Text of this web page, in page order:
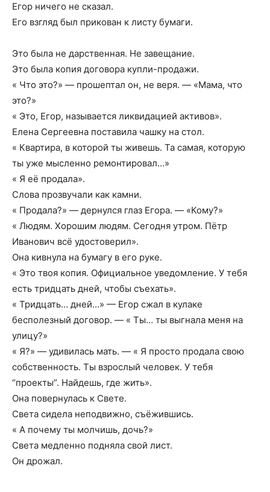
Егор ничего не сказал.
Его взгляд был прикован к листу бумаги.
Это была не дарственная. Не завещание.
Это была копия договора купли-продажи.
« Что это?» — прошептал он, не веря. — «Мама, что
это?»
« Это, Егор, называется ликвидацией активов».
Елена Сергеевна поставила чашку на стол.
« Квартира, в которой ты живешь. Та самая, которую
ты уже мысленно ремонтировал…»
« Я её продала».
Слова прозвучали как камни.
« Продала?» — дернулся глаз Егора. — «Кому?»
« Людям. Хорошим людям. Сегодня утром. Пётр
Иванович всё удостоверил».
Она кивнула на бумагу в его руке.
« Это твоя копия. Официальное уведомление. У тебя
есть тридцать дней, чтобы съехать».
« Тридцать… дней…» — Егор сжал в кулаке
бесполезный договор. — « Ты… ты выгнала меня на
улицу?»
« Я?» — удивилась мать. — « Я просто продала свою
собственность. Ты взрослый человек. У тебя
“проекты”. Найдешь, где жить».
Она повернулась к Свете.
Света сидела неподвижно, съёжившись.
« А почему ты молчишь, дочь?»
Света медленно подняла свой лист.
Он дрожал.